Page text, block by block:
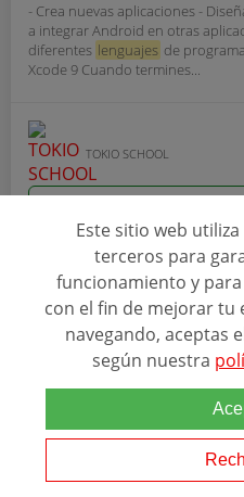
- Crea nuevas aplicaciones -
a integrar Android en otras
diferentes lenguajes de
Xcode 9 Cuando termines...
TOKIO SCHOOL
SOLICITAR
Ver más
Este sitio web
terceros para
funcionamiento y
con el fin de mejorar tu
navegando, aceptas
según nuestra